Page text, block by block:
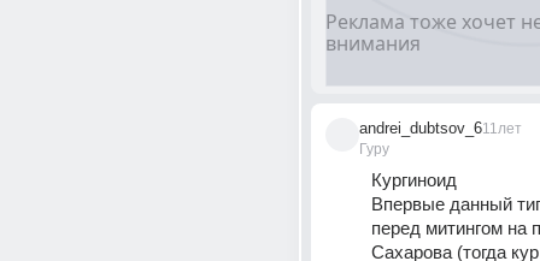
andrei_dubtsov_6
Гуру
11лет
Кургиноид
Впервые данный
перед митингом на
Сахарова (тогда